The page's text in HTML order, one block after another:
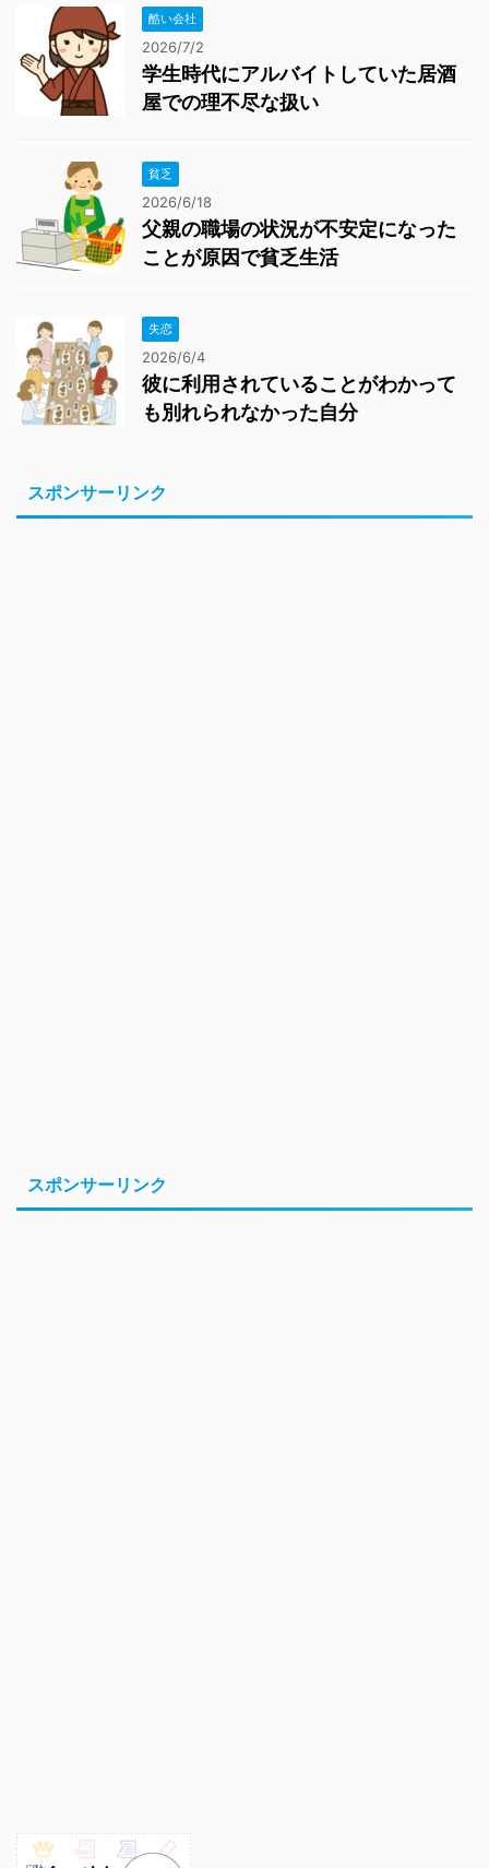
酷い会社
2026/7/2
学生時代にアルバイトしていた居酒
屋での理不尽な扱い
貧乏
2026/6/18
父親の職場の状況が不安定になった
ことが原因で貧乏生活
失恋
2026/6/4
彼に利用されていることがわかって
も別れられなかった自分
スポンサーリンク
スポンサーリンク